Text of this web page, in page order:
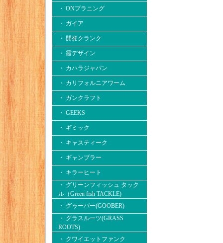
・ ONプラニング
・ ガイア
・ 開発クランク
・ 霞デザイン
・ カハラジャパン
・ カリフォルニアワーム
・ ガンクラフト
・ GEEKS
・ ギミック
・ キャスティーク
・ ギャンブラー
・ キラーヒート
・ グリーンフィッシュ タック
ル（Green fish TACKLE)
・ グゥーバー(GOOBER)
・ グラスルーツ(GRASS
ROOTS)
・ クワイエットファンク